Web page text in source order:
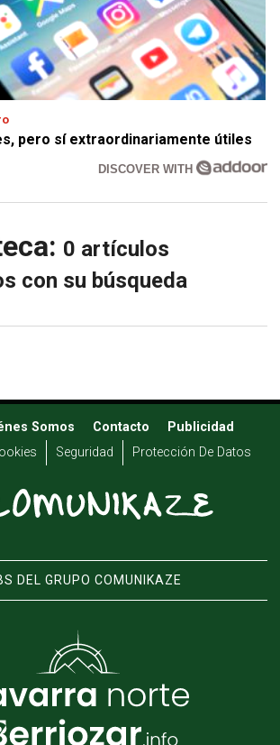
pero sí extraordinariamente útiles
DISCOVER WITH
0 artículos
con su búsqueda
Somos Contacto
Publicidad
Seguridad Protección De Datos
DEL GRUPO COMUNIKAZE